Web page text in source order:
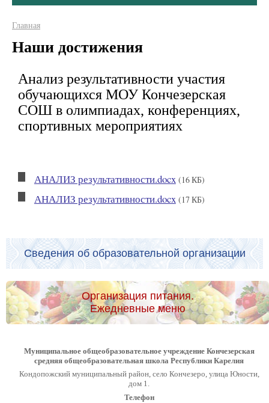
Главная
Наши достижения
Анализ результативности участия
обучающихся МОУ Кончезерская
СОШ в олимпиадах, конференциях,
спортивных мероприятиях
АНАЛИЗ результативности.docx (16 КБ)
АНАЛИЗ результативности.docx (17 КБ)
Сведения об образовательной организации
Организация питания.
Ежедневные меню
Муниципальное общеобразовательное учреждение Кончезерская
средняя общеобразовательная школа Республики Карелия
Кондопожский муниципальный район, село Кончезеро, улица Юности,
дом 1.
Телефон